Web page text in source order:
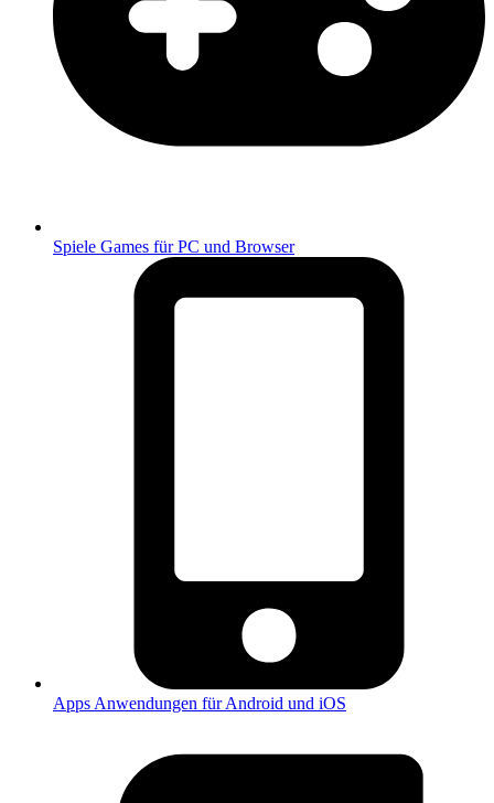
Spiele Games für PC und Browser
Apps Anwendungen für Android und iOS